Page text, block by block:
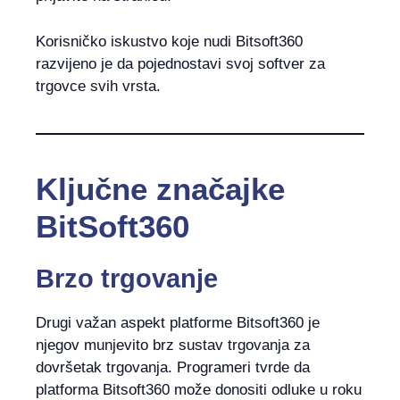
Korisničko iskustvo koje nudi Bitsoft360
razvijeno je da pojednostavi svoj softver za
trgovce svih vrsta.
Ključne značajke
BitSoft360
Brzo trgovanje
Drugi važan aspekt platforme Bitsoft360 je
njegov munjevito brz sustav trgovanja za
dovršetak trgovanja. Programeri tvrde da
platforma Bitsoft360 može donositi odluke u roku